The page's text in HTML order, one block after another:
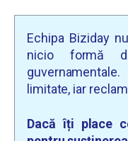
Echipa Biziday
nicio formă
limitate, iar
Dacă îți place